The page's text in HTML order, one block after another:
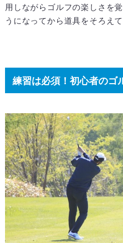
用しながらゴルフの楽しさを
うになってから道具をそろえ
練習は必須！初心者のゴ